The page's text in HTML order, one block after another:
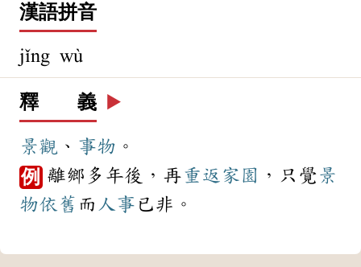
漢語拼音
jǐng wù
釋 義 ▶️
景觀 、 事物 。
例 離鄉多年後，再重返 家園 ，只覺景
物依舊 而 人事 已非。